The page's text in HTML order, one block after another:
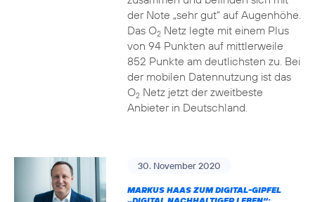
der Note „sehr gut“ auf Augenhöhe.
Das O2Netz legte mit einem Plus
von 94 Punkten auf mittlerweile
852 Punkte am deutlichsten zu. Bei
der mobilen Datennutzung ist das
O2Netz jetzt der zweitbeste
Anbieter in Deutschland.
30. November 2020
MARKUS HAAS ZUM DIGITAL-GIPFEL